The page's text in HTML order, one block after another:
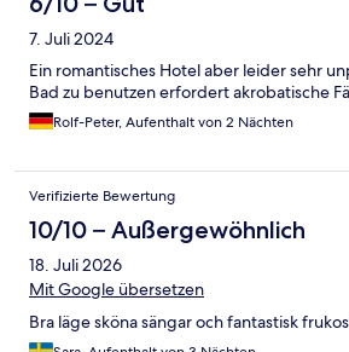
7. Juli 2024
Ein romantisches Hotel aber leider sehr
Bad zu benutzen erfordert akrobatische
Rolf-Peter, Aufenthalt von 2 Nächten
Verifizierte Bewertung
10/10 – Außergewöhnlich
18. Juli 2026
Mit Google übersetzen
Bra läge sköna sängar och fantastisk